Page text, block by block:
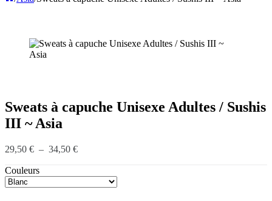
Sweats à capuche Unisexe Adultes / Sushis
III ~ Asia
29,50 € – 34,50 €Plage
Couleurs